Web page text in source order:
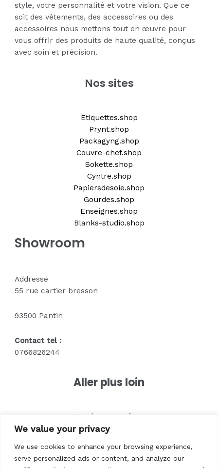
We value your privacy
We use cookies to enhance your browsing experience,
serve personalized ads or content, and analyze our
style, votre personnalité et votre vision. Que ce
soit des vêtements, des accessoires ou des
accessoires nous mettons tout en œuvre pour
vous offrir des produits de haute qualité, conçus
avec soin et précision.
Nos sites
Etiquettes.shop
Prynt.shop
Packagyng.shop
Couvre-chef.shop
Sokette.shop
Cyntre.shop
Papiersdesoie.shop
Gourdes.shop
Enseignes.shop
Blanks-studio.shop
Showroom
Addresse
55 rue cartier bresson
93500 Pantin
Contact tel :
0766826244
Aller plus loin
Merch pour artistes
Textile pour entreprises
Vêtements pour associations
Vêtements pour êvenements